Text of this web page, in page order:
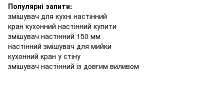
Популярні запити:
змішувач для кухні настінний
кран кухонний настінний купити
змішувач настінний 150 мм
настінний змішувач для мийки
кухонний кран у стіну
змішувач настінний із довгим виливом